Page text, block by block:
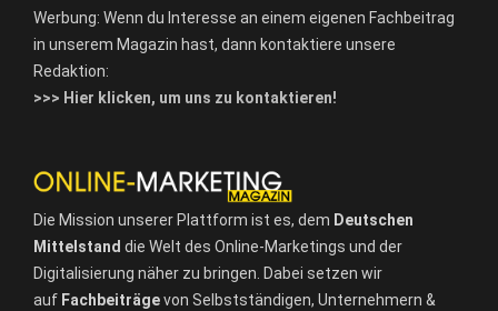
Werbung: Wenn du Interesse an einem eigenen Fachbeitrag
in unserem Magazin hast, dann kontaktiere unsere
Redaktion:
>>> Hier klicken, um uns zu kontaktieren!
Die Mission unserer Plattform ist es, dem Deutschen
Mittelstand die Welt des Online-Marketings und der
Digitalisierung näher zu bringen. Dabei setzen wir
auf Fachbeiträgevon Selbstständigen, Unternehmern &